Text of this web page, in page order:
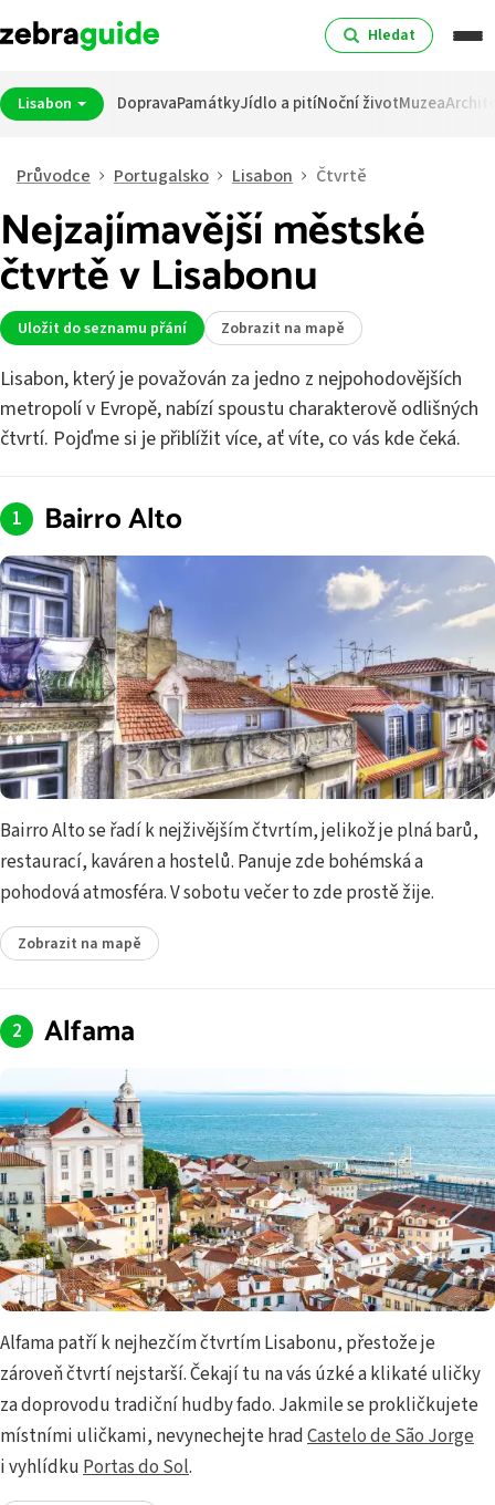
Hledat
Lisabon DopravaPamátkyJídlo a pitíNoční životMuzea
Průvodce Portugalsko Lisabon Čtvrtě
Nejzajímavější městské
čtvrtě v Lisabonu
Uložit do seznamu přání Zobrazit na mapě
Lisabon, který je považován za jedno z nejpohodovějších
metropolí v Evropě, nabízí spoustu charakterově odlišných
čtvrtí. Pojďme si je přiblížit více, ať víte, co vás kde čeká.
Bairro Alto
Bairro Alto se řadí k nejživějším čtvrtím, jelikož je plná barů,
restaurací, kaváren a hostelů. Panuje zde bohémská a
pohodová atmosféra. V sobotu večer to zde prostě žije.
Zobrazit na mapě
Alfama
Alfama patří k nejhezčím čtvrtím Lisabonu, přestože je
zároveň čtvrtí nejstarší. Čekají tu na vás úzké a klikaté uličky
za doprovodu tradiční hudby fado. Jakmile se prokličkujete
místními uličkami, nevynechejte hradCastelo de São Jorge
i vyhlídkuPortas do Sol.